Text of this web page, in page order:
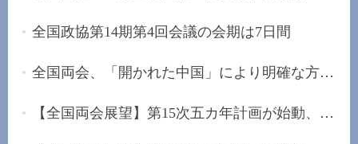
全国政協第14期第4回会議の会期は7日間
全国両会、「開かれた中国」により明確な方向性を...
【全国両会展望】第15次五カ年計画が始動、未来産...